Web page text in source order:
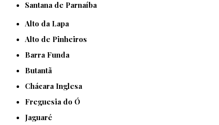
Santana de Parnaíba
Alto da Lapa
Alto de Pinheiros
Barra Funda
Butantã
Chácara Inglesa
Freguesia do Ó
Jaguaré